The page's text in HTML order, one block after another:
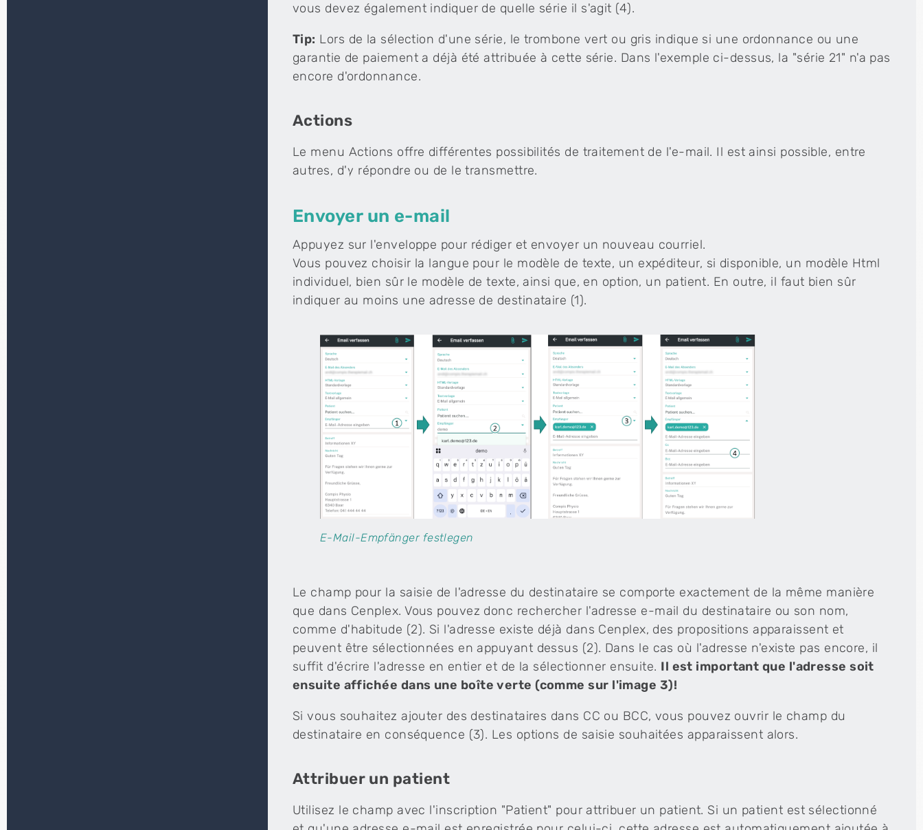
vous devez également indiquer de quelle série il s'agit (4).
Tip: Lors de la sélection d'une série, le trombone vert ou gris indique si une ordonnance ou une
garantie de paiement a déjà été attribuée à cette série. Dans l'exemple ci-dessus, la "série 21" n'a pas
encore d'ordonnance.
Actions
Le menu Actions offre différentes possibilités de traitement de l'e-mail. Il est ainsi possible, entre
autres, d'y répondre ou de le transmettre.
Envoyer un e-mail
Appuyez sur l'enveloppe pour rédiger et envoyer un nouveau courriel.
Vous pouvez choisir la langue pour le modèle de texte, un expéditeur, si disponible, un modèle Html
individuel, bien sûr le modèle de texte, ainsi que, en option, un patient. En outre, il faut bien sûr
indiquer au moins une adresse de destinataire (1).
E-Mail-Empfänger festlegen
Le champ pour la saisie de l'adresse du destinataire se comporte exactement de la même manière
que dans Cenplex. Vous pouvez donc rechercher l'adresse e-mail du destinataire ou son nom,
comme d'habitude (2). Si l'adresse existe déjà dans Cenplex, des propositions apparaissent et
peuvent être sélectionnées en appuyant dessus (2). Dans le cas où l'adresse n'existe pas encore, il
suffit d'écrire l'adresse en entier et de la sélectionner ensuite. Il est important que l'adresse soit
ensuite affichée dans une boîte verte (comme sur l'image 3)!
Si vous souhaitez ajouter des destinataires dans CC ou BCC, vous pouvez ouvrir le champ du
destinataire en conséquence (3). Les options de saisie souhaitées apparaissent alors.
Attribuer un patient
Utilisez le champ avec l'inscription "Patient" pour attribuer un patient. Si un patient est sélectionné